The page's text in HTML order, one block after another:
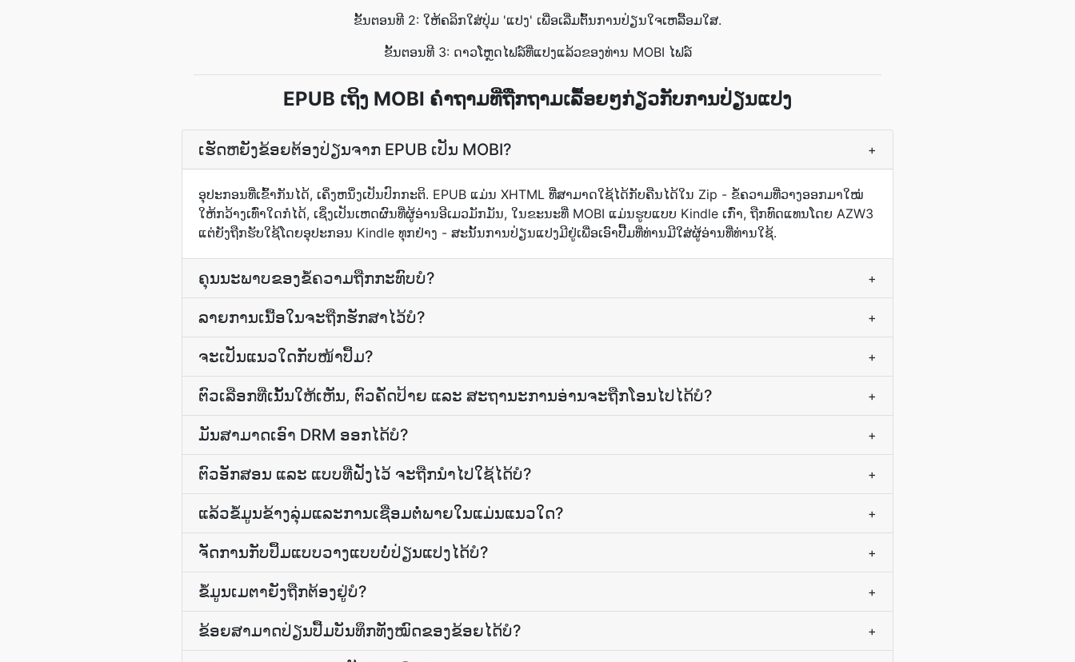
ຂັ້ນຕອນທີ 2: ໃຫ້ຄລິກໃສ່ປຸ່ມ 'ແປງ' ເພື່ອເລີ່ມຕົ້ນການປ່ຽນໃຈເຫລື້ອມໃສ.
ຂັ້ນຕອນທີ 3: ດາວໂຫຼດໄຟລ໌ທີ່ແປງແລ້ວຂອງທ່ານ MOBI ໄຟລ໌
EPUB ເຖິງ MOBI ຄຳຖາມທີ່ຖືກຖາມເລື້ອຍໆກ່ຽວກັບການປ່ຽນແປງ
ເຮັດ​ຫຍັງ​ຂ້ອຍ​ຕ້ອງ​ປ່ຽນ​ຈາກ EPUB ເປັນ MOBI? +
ອຸປະກອນທີ່ເຂົ້າກັນໄດ້, ເຄິ່ງຫນຶ່ງເປັນປົກກະຕິ. EPUB ແມ່ນ XHTML ທີ່​ສາມາດ​ໃຊ້​ໄດ້​ກັບ​ຄືນ​ໄດ້​ໃນ​ Zip - ຂໍ້ຄວາມ​ທີ່​ວາງ​ອອກ​ມາ​ໃໝ່​
ໃຫ້​ກວ້າງ​ເທົ່າ​ໃດ​ກໍ​ໄດ້, ເຊິ່ງ​ເປັນ​ເຫດຜົນ​ທີ່​ຜູ້​ອ່ານ​ອີ​ເມວ​ມັກ​ມັນ, ໃນຂະນະທີ່ MOBI ແມ່ນຮູບແບບ Kindle ເກົ່າ, ຖືກ​ທົດແທນ​ໂດຍ AZW3
ແຕ່​ຍັງ​ຖືກ​ຮັບ​ໃຊ້​ໂດຍ​ອຸປະກອນ Kindle ທຸກ​ຢ່າງ - ສະນັ້ນການປ່ຽນແປງມີຢູ່ເພື່ອເອົາປື້ມທີ່ທ່ານມີໃສ່ຜູ້ອ່ານທີ່ທ່ານໃຊ້.
ຄຸນນະພາບ​ຂອງ​ຂໍ້ຄວາມ​ຖືກ​ກະທົບ​ບໍ? +
ລາຍການ​ເນື້ອໃນ​ຈະ​ຖືກ​ຮັກສາ​ໄວ້​ບໍ? +
ຈະເປັນແນວໃດກັບໜ້າປຶ້ມ? +
ຕົວເລືອກ​ທີ່​ເນັ້ນ​ໃຫ້​ເຫັນ, ຕົວ​ຄັດ​ປ້າຍ ແລະ ສະຖານະ​ການ​ອ່ານ​ຈະ​ຖືກ​ໂອນ​ໄປ​ໄດ້​ບໍ? +
ມັນສາມາດເອົາ DRM ອອກໄດ້ບໍ? +
ຕົວອັກສອນ ແລະ ແບບທີ່ຝັງໄວ້ ຈະຖືກນຳໄປໃຊ້ໄດ້ບໍ? +
ແລ້ວ​ຂໍ້​ມູນ​ຂ້າງ​ລຸ່ມ​ແລະ​ການ​ເຊື່ອມ​ຕໍ່​ພາຍໃນ​ແມ່ນ​ແນວໃດ? +
ຈັດການ​ກັບ​ປຶ້ມ​ແບບ​ວາງ​ແບບ​ບໍ່​ປ່ຽນແປງ​ໄດ້​ບໍ? +
ຂໍ້ມູນ​ເມຕາ​ຍັງ​ຖືກຕ້ອງ​ຢູ່​ບໍ? +
ຂ້ອຍ​ສາມາດ​ປ່ຽນ​ປື້ມ​ບັນທຶກ​ທັງ​ໝົດ​ຂອງ​ຂ້ອຍ​ໄດ້​ບໍ? +